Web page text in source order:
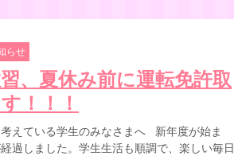
らせ
、夏休み前に運転免許取
！！！
えている学生のみなさまへ 新年度が始ま
過しました。学生生活も順調で、楽しい毎日